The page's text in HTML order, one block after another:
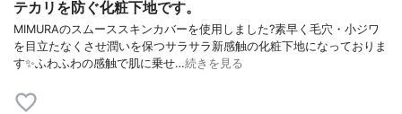
テカリを防ぐ化粧下地です。
MIMURAのスムーススキンカバーを使用しました?素早く毛穴・小ジワ
を目立たなくさせ潤いを保つサラサラ新感触の化粧下地になっておりま
す✨ふわふわの感触で肌に乗せ…続きを見る